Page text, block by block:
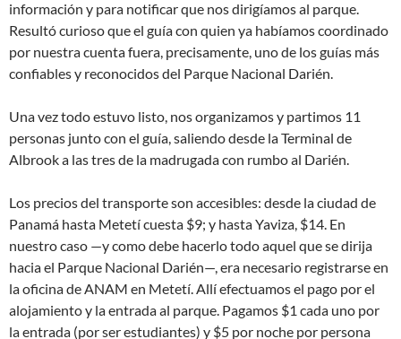
información y para notificar que nos dirigíamos al parque.
Resultó curioso que el guía con quien ya habíamos coordinado
por nuestra cuenta fuera, precisamente, uno de los guías más
confiables y reconocidos del Parque Nacional Darién.
Una vez todo estuvo listo, nos organizamos y partimos 11
personas junto con el guía, saliendo desde la Terminal de
Albrook a las tres de la madrugada con rumbo al Darién.
Los precios del transporte son accesibles: desde la ciudad de
Panamá hasta Metetí cuesta $9; y hasta Yaviza, $14. En
nuestro caso —y como debe hacerlo todo aquel que se dirija
hacia el Parque Nacional Darién—, era necesario registrarse en
la oficina de ANAM en Metetí. Allí efectuamos el pago por el
alojamiento y la entrada al parque. Pagamos $1 cada uno por
la entrada (por ser estudiantes) y $5 por noche por persona